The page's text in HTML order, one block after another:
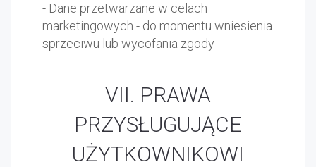
- Dane przetwarzane w celach
marketingowych - do momentu wniesienia
sprzeciwu lub wycofania zgody
VII. PRAWA
PRZYSŁUGUJĄCE
UŻYTKOWNIKOWI